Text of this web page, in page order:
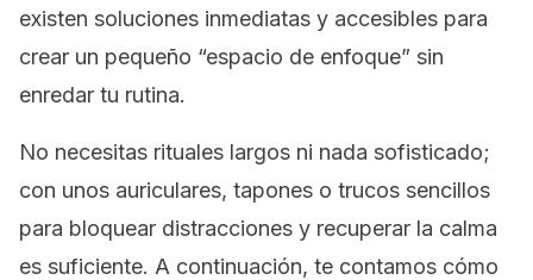
existen soluciones inmediatas y accesibles para
crear un pequeño “espacio de enfoque” sin
enredar tu rutina.
No necesitas rituales largos ni nada sofisticado;
con unos auriculares, tapones o trucos sencillos
para bloquear distracciones y recuperar la calma
es suficiente. A continuación, te contamos cómo